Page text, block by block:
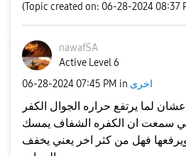
(Topic created on: 06-28-2024 08:37
nawafSA
Active Level 6
‎06-28-2024 07:45 PM in اخرى
لما يرتفع حراره الجوال الكفر
سمعت ان الكفره الشفاف يمسك
فهل من كثر اخر يعني يخفف